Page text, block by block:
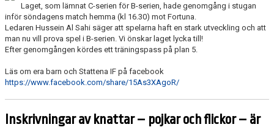
Laget, som lämnat C-serien för B-serien, hade genomgång i stugan
inför söndagens match hemma (kl 16.30) mot Fortuna.
Ledaren Hussein Al Sahi säger att spelarna haft en stark utveckling och att
man nu vill prova spel i B-serien. Vi önskar laget lycka till!
Efter genomgången kördes ett träningspass på plan 5.
Läs om era barn och Stattena IF på facebook
https://www.facebook.com/share/15As3XAgoR/
Inskrivningar av knattar – pojkar och flickor – är